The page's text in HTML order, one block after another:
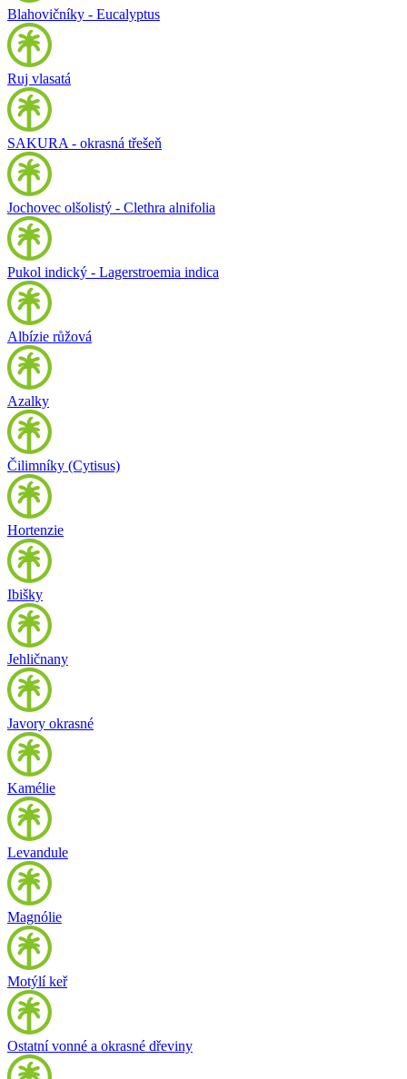
Blahovičníky - Eucalyptus
Ruj vlasatá
SAKURA - okrasná třešeň
Jochovec olšolistý - Clethra alnifolia
Pukol indický - Lagerstroemia indica
Albízie růžová
Azalky
Čilimníky (Cytisus)
Hortenzie
Ibišky
Jehličnany
Javory okrasné
Kamélie
Levandule
Magnólie
Motýlí keř
Ostatní vonné a okrasné dřeviny